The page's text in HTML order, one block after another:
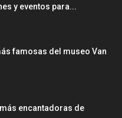
y eventos para...
famosas del museo Van
encantadoras de